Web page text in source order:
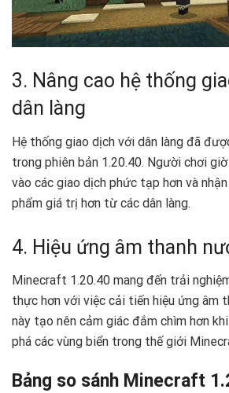
3. Nâng cao hệ thống
dân làng
Hệ thống giao dịch với dân làng đã
trong phiên bản 1.20.40. Người chơi
vào các giao dịch phức tạp hơn và
phẩm giá trị hơn từ các dân làng.
4. Hiệu ứng âm thanh
Minecraft 1.20.40 mang đến trải
thực hơn với việc cải tiến hiệu ứng âm
này tạo nên cảm giác đắm chìm hơn
phá các vùng biển trong thế giới
Bảng so sánh Minecraft